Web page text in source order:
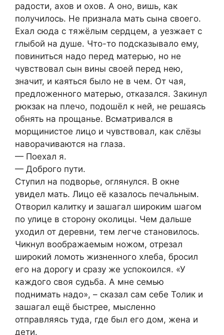
радости, ахов и охов. А оно, вишь, как
получилось. Не признала мать сына своего.
Ехал сюда с тяжёлым сердцем, а уезжает с
глыбой на душе. Что-то подсказывало ему,
повиниться надо перед матерью, но не
чувствовал сын вины своей перед нею,
значит, и каяться было не в чем. От чая,
предложенного матерью, отказался. Закинул
рюкзак на плечо, подошёл к ней, не решаясь
обнять на прощанье. Всматривался в
морщинистое лицо и чувствовал, как слёзы
наворачиваются на глаза.
— Поехал я.
— Доброго пути.
Ступил на подворье, оглянулся. В окне
увидел мать. Лицо её казалось печальным.
Отворил калитку и зашагал широким шагом
по улице в сторону околицы. Чем дальше
уходил от деревни, тем легче становилось.
Чикнул воображаемым ножом, отрезал
широкий ломоть жизненного хлеба, бросил
его на дорогу и сразу же успокоился. «У
каждого своя судьба. А мне семью
поднимать надо», – сказал сам себе Толик и
зашагал ещё быстрее, мысленно
отправляясь туда, где был его дом, жена и
дети.